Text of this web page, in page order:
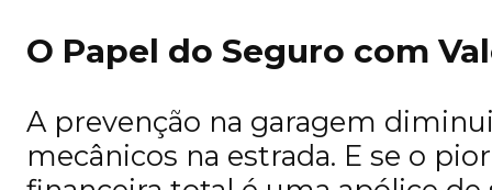
O Papel do Seguro com
A prevenção na garagem
mecânicos na estrada. E se o